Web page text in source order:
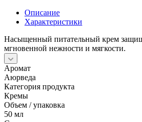
Описание
Характеристики
Насыщенный питательный крем
мгновенной нежности и мягкости.
Аромат
Аюрведа
Категория продукта
Кремы
Объем / упаковка
50 мл